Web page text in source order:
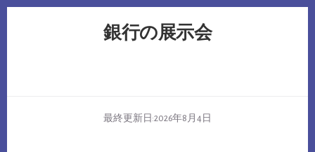
銀行の展示会
最終更新日:2026年8月4日